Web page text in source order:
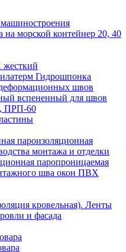
морской контейнер 20, 40
Гидрошпонка
швов
вспененный для швов
ПРП-60
пароизоляционная
монтажа и отделки
паропроницаемая
шва окон ПВХ
кровельная). Ленты
и фасада